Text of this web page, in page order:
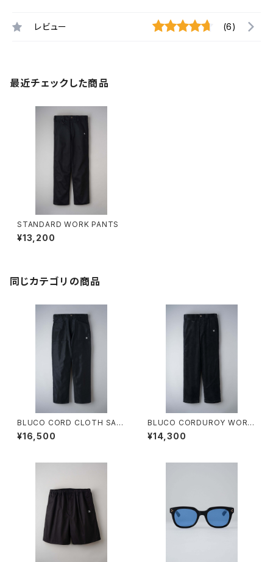
レビュー (6)
最近チェックした商品
STANDARD WORK PANTS
¥13,200
同じカテゴリの商品
BLUCO CORD CLOTH SAIL
OR WORK PANTS
¥16,500
BLUCO CORDUROY WORK
PANTS
¥14,300